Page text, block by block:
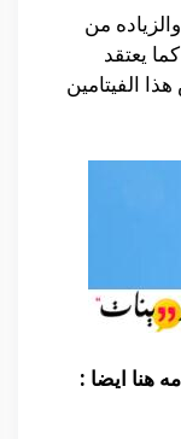
من
يعتقد
الفيتامين
هنا ايضا :